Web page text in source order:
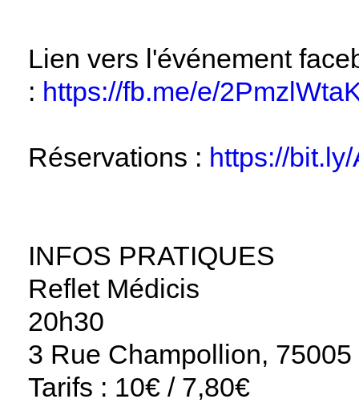
Lien vers l'événement
: https://fb.me/e/
Réservations : https://
INFOS PRATIQUES
Reflet Médicis
20h30
3 Rue Champollion, 75005
Tarifs : 10€ / 7,80€